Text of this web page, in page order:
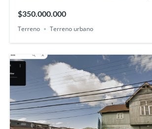
$350.000.000
Terreno Terreno urbano